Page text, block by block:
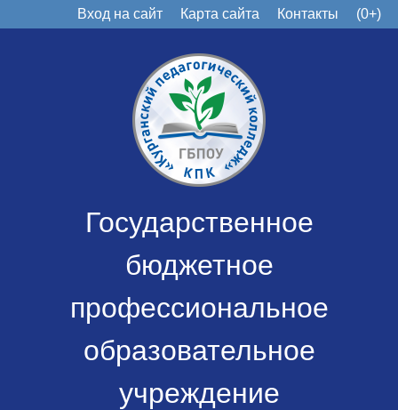
Вход на сайт Карта сайта Контакты (0+)
Государственное
бюджетное
профессиональное
образовательное
учреждение